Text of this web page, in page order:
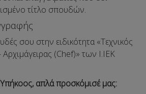
τίτλο σπουδών.
σου στην ειδικότητα «Τεχνικός
(Chef)» των Ι.ΙΕΚ
απλά προσκόμισέ μας: